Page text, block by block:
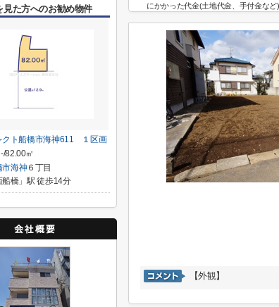
にかかった代金(土地代金、手付金な
【外観】
見た方へのお勧め物件
クト船橋市海神611 １区画
82.00㎡
市海神６丁目
橋」駅 徒歩14分